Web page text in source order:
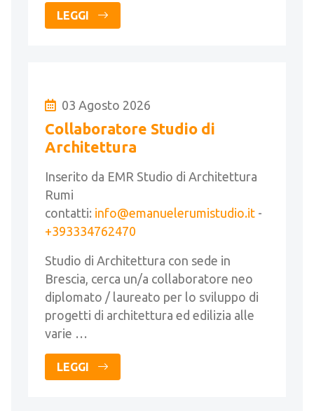
LEGGI
03 Agosto 2026
Collaboratore Studio di
Architettura
Inserito da EMR Studio di Architettura
Rumi
contatti: info@emanuelerumistudio.it -
+393334762470
Studio di Architettura con sede in
Brescia, cerca un/a collaboratore neo
diplomato / laureato per lo sviluppo di
progetti di architettura ed edilizia alle
varie …
LEGGI